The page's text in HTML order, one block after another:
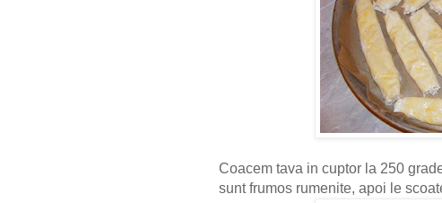
Coacem tava in cuptor la 250
sunt frumos rumenite, apoi le